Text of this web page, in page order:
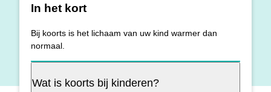
In het kort
Bij koorts is het lichaam van uw kind warmer dan
normaal.
Wat is koorts bij kinderen?